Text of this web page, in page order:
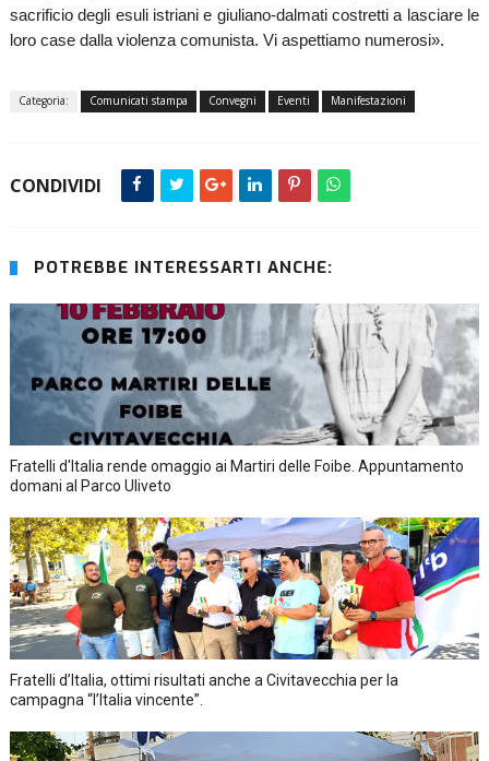
sacrificio degli esuli istriani e giuliano-dalmati costretti a lasciare le
loro case dalla violenza comunista. Vi aspettiamo numerosi».
Categoria: Comunicati stampa Convegni Eventi Manifestazioni
CONDIVIDI
POTREBBE INTERESSARTI ANCHE:
Fratelli d'Italia rende omaggio ai Martiri delle Foibe. Appuntamento
domani al Parco Uliveto
Fratelli d’Italia, ottimi risultati anche a Civitavecchia per la
campagna “l’Italia vincente”.